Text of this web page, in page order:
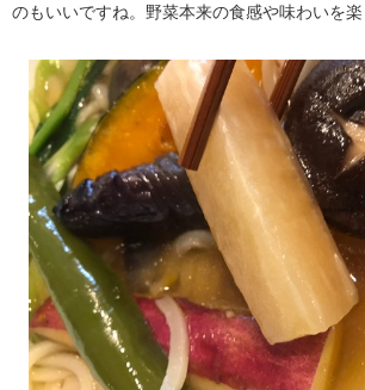
のもいいですね。野菜本来の食感や味わいを楽